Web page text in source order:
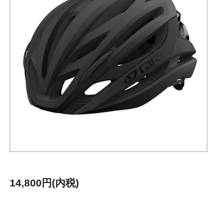
14,800円(内税)